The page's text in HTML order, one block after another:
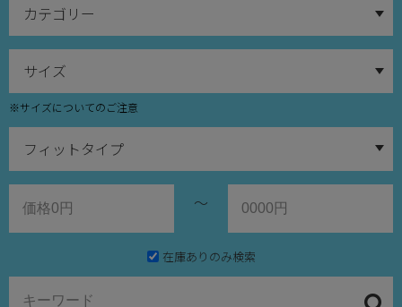
※サイズについてのご注意
～
在庫ありのみ検索